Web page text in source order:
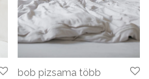
bob pizsama több